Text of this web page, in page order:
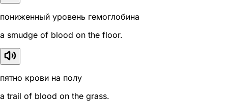
пониженный уровень гемоглобина
a smudge of blood on the floor.
пятно крови на полу
a trail of blood on the grass.